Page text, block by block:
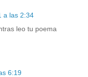
a las 2:34
leo tu poema
6:19